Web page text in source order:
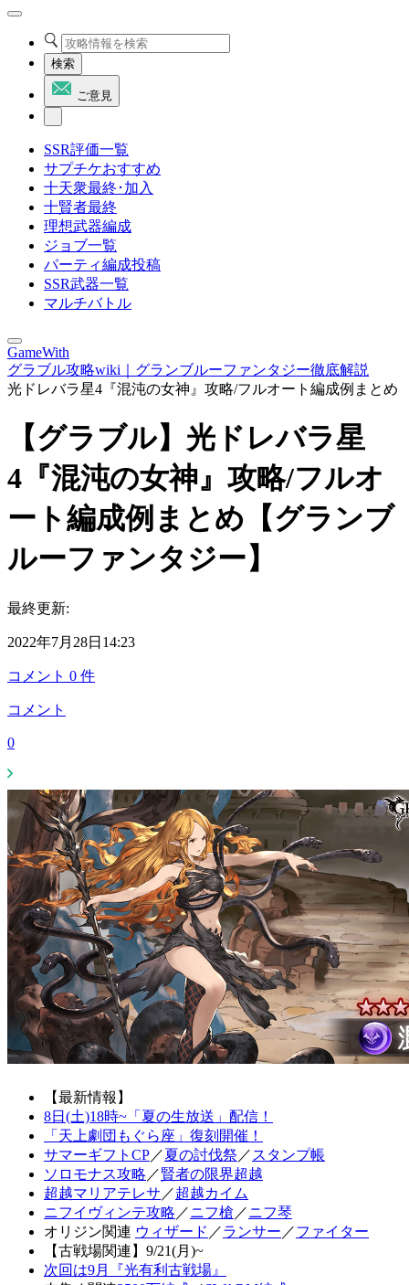
検索
ご意見
SSR評価一覧
サプチケおすすめ
十天衆最終･加入
十賢者最終
理想武器編成
ジョブ一覧
パーティ編成投稿
SSR武器一覧
マルチバトル
GameWith
グラブル攻略wiki｜グランブルーファンタジー徹底解説
光ドレバラ星4『混沌の女神』攻略/フルオート編成例まとめ
【グラブル】光ドレバラ星
4『混沌の女神』攻略/フルオ
ート編成例まとめ【グランブ
ルーファンタジー】
最終更新:
2022年7月28日14:23
コメント 0 件
コメント
0
【最新情報】
8日(土)18時~「夏の生放送」配信！
「天上劇団もぐら座」復刻開催！
サマーギフトCP／夏の討伐祭 ／ スタンプ帳
ソロモナス攻略 ／賢者の限界超越
超越マリアテレサ ／超越カイム
ニフイヴィンテ攻略 ／ニフ槍 ／ニフ琴
オリジン関連 ウィザード ／ランサー ／ファイター
【古戦場関連】9/21(月)~
次回は9月『光有利古戦場』